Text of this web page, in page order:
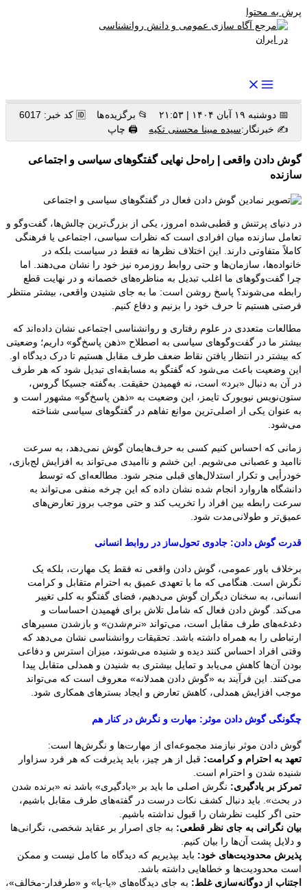
پرش به محتوا
📅 دوشنبه ۱۹ آبان ۱۴۰۴ | ۲۱:۵۳ 📂 برگزیده ها
🆔 کد خبر: 6017
✍️ خبرنگار:سیده مبینا محسنی تکیه 🖨 چاپ
گوش دادن واقعی | راه‌حل نهایی گفتگوهای سیاسی و اجتماعی
سازنده
در دنیای پرتنش و قطبی‌شده امروز، یکی از بزرگ‌ترین چالش‌ها، گفت‌وگو و
تعامل سازنده میان افرادی است که نظرات سیاسی، اجتماعی یا فرهنگی
کاملاً متفاوتی دارند. این اختلاف نظرها نه فقط در سیاست بلکه در
خانواده‌ها، سازمان‌ها و حتی روابط روزمره نیز خود را نشان می‌دهند. اما
چرا گفت‌وگوهای ما اغلب تبدیل به مناظره‌های خصمانه و در نهایت قطع
رابطه می‌شوند؟ پاسخ روشن است: ما به جای شنیدن واقعی، بیشتر منتظر
فرصتی هستیم تا حرف خود را بزنیم و دفاع کنیم.
مطالعات متعددی در علوم رفتاری و روانشناسی اجتماعی نشان داده‌اند که
بیشتر ما در گفت‌وگوهای سیاسی به اصطلاح «ذهن پاسخ‌گو» داریم؛ وضعیتی
که بیشتر در انتظار یافتن نقاط ضعف طرف مقابل هستیم تا درک دیدگاه او.
این وضعیت باعث می‌شود که گفتگو به مسابقه‌ای تبدیل شود که هر طرف
در آن به دنبال «برد» است، نه فهمیدن حقیقت. به‌گفته جسیکا گروس،
ستون‌نویس نیویورک تایمز، این وضعیت به «ذهن پاسخ‌گو» مشهور است و
به عنوان یکی از اصلی‌ترین موانع تفاهم در گفتگوهای سیاسی شناخته
می‌شود.
زمانی که احساس کنیم کسی به حرف‌هایمان گوش نمی‌دهد، به سرعت
ناامید و عصبانی می‌شویم. این خشم و ناامیدی می‌تواند به افزایش لج‌بازی،
خودرأیی و تکرار استدلال‌های قبلی منجر شود. مطالعه‌ای که توسط
دانشگاه هاروارد انجام شده نشان داده که این چرخه منفی می‌تواند به
سرعت رابطه بین افراد را تخریب کند و حتی موجب بروز تعارض‌های
عمیق‌تر و طولانی‌مدت شود.
قدرت گوش دادن: جادوی تحول‌ساز در روابط انسانی
برخلاف باور عمومی، گوش دادن واقعی نه فقط یک مهارت، بلکه یک
نگرش است. هنگامی که ما با تعهدی عمیق به احترام متقابل و کرامت
انسانی، به سخنان دیگران گوش می‌دهیم، فضای گفتگو به کلی تغییر
می‌کند. گوش دادن فعال که شامل تلاش برای فهمیدن احساسات و
دغدغه‌های طرف مقابل است، می‌تواند «نرم‌شدن» و بازشدن مسیرهای
ارتباطی را به همراه داشته باشد. تحقیقات روانشناسی نشان می‌دهد که
وقتی افراد احساس کنند دیده و شنیده می‌شوند، میزان استرس و دفاعی
بودن آن‌ها کاهش می‌یابد و تمایل بیشتری به شنیدن و همدلی متقابل پیدا
می‌کنند. این فرآیند به «گوش دادن همدلانه» معروف است که می‌تواند
موجب افزایش همدلی، کاهش تعارض و ایجاد بسترهای همکاری شود.
چگونگی گوش دادن موثر: مهارت و نگرش در کنار هم
گوش دادن موثر نیازمند مجموعه‌ای از مهارت‌ها و نگرش‌ها است:
تعهد به احترام و کرامت: قبل از هر چیز، باید پذیرفت که هر فرد سزاوار
شنیده شدن و احترام است.
تمرکز بر یادگیری: نگرش اصلی ما باید بر «یادگیری» باشد نه «برنده شدن
در بحث». باید دنبال کشف نکات درست در گفته‌های طرف مقابل باشیم،
حتی اگر کلیت نظرشان را قبول نداشته باشیم.
بیان نگرانی به جای نظر قطعی: به جای اصرار بر عقاید شخصی، نگرانی‌ها
و دلایل پشت آن‌ها را بیان کنیم.
پذیرش محدودیت‌های خود: باید بپذیریم که دیدگاه ما کامل نیست و ممکن
است محدودیت‌ها و خطاهایی داشته باشد.
اجتناب از دوگانه‌سازی غلط: به جای دیدگاه‌های «یا-یا» و «طرفدار-مخالف»،